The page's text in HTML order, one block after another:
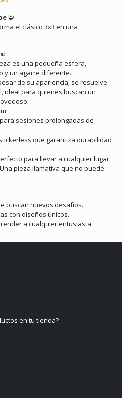
🧩
el clásico 3x3 en una
:
es una pequeña esfera,
y un agarre diferente.
de su apariencia, se resuelve
ideal para quienes buscan un
sesiones prolongadas de
que garantiza durabilidad
para llevar a cualquier lugar.
Una pieza llamativa que no puede
buscan nuevos desafíos.
con diseños únicos.
a cualquier entusiasta.
en tu tienda?